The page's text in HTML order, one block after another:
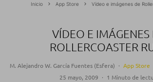
Inicio App Store Vídeo e imágenes de
VÍDEO E IMÁGENES
ROLLERCOASTER
M. Alejandro W. García Fuentes (Esfera) · App Store
25 mayo, 2009 · 1 Minuto de